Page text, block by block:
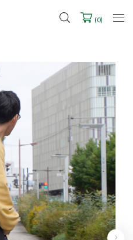
ル受注会スケジュール
(0)